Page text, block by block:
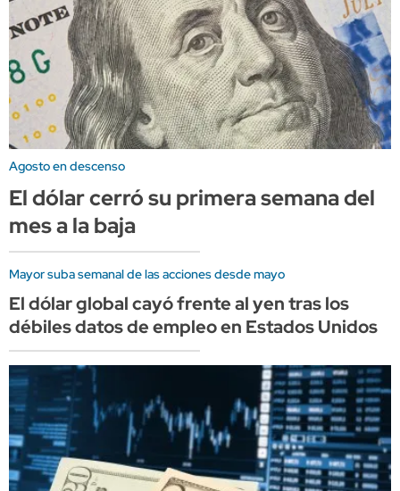
Agosto en descenso
El dólar cerró su primera semana del
mes a la baja
Mayor suba semanal de las acciones desde mayo
El dólar global cayó frente al yen tras los
débiles datos de empleo en Estados Unidos